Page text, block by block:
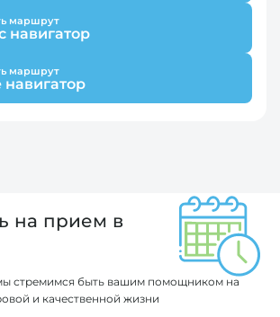
маршрут
навигатор
маршрут
навигатор
на прием в
стремимся быть вашим помощником на
и качественной жизни